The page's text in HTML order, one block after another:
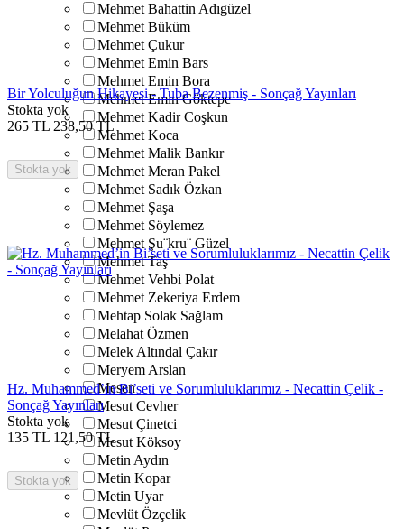
Mehmet Bahattin Adıgüzel
Mehmet Büküm
Mehmet Çukur
Mehmet Emin Bars
Mehmet Emin Bora
Mehmet Emin Göktepe
Mehmet Kadir Coşkun
Mehmet Koca
Mehmet Malik Bankır
Mehmet Meran Pakel
Mehmet Sadık Özkan
Mehmet Şaşa
Mehmet Söylemez
Mehmet Şu¨kru¨ Güzel
Mehmet Taş
Mehmet Vehbi Polat
Mehmet Zekeriya Erdem
Mehtap Solak Sağlam
Melahat Özmen
Melek Altındal Çakır
Meryem Arslan
Mesen
Mesut Cevher
Mesut Çinetci
Mesut Köksoy
Metin Aydın
Metin Kopar
Metin Uyar
Mevlüt Özçelik
Bir Yolculuğun Hikayesi - Tuba Bezenmiş - Sonçağ Yayınları
Stokta yok
265 TL 238,50 TL
Stokta yok
Hz. Muhammed’in Bi’seti ve Sorumluluklarımız - Necattin Çelik -
Sonçağ Yayınları
Stokta yok
135 TL 121,50 TL
Stokta yok